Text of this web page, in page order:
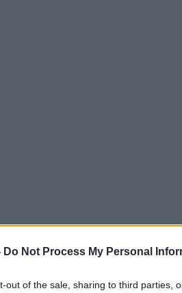
Do Not Process My Personal
out of the sale, sharing to third parties,